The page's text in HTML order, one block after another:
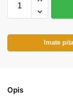
Imate
Opis